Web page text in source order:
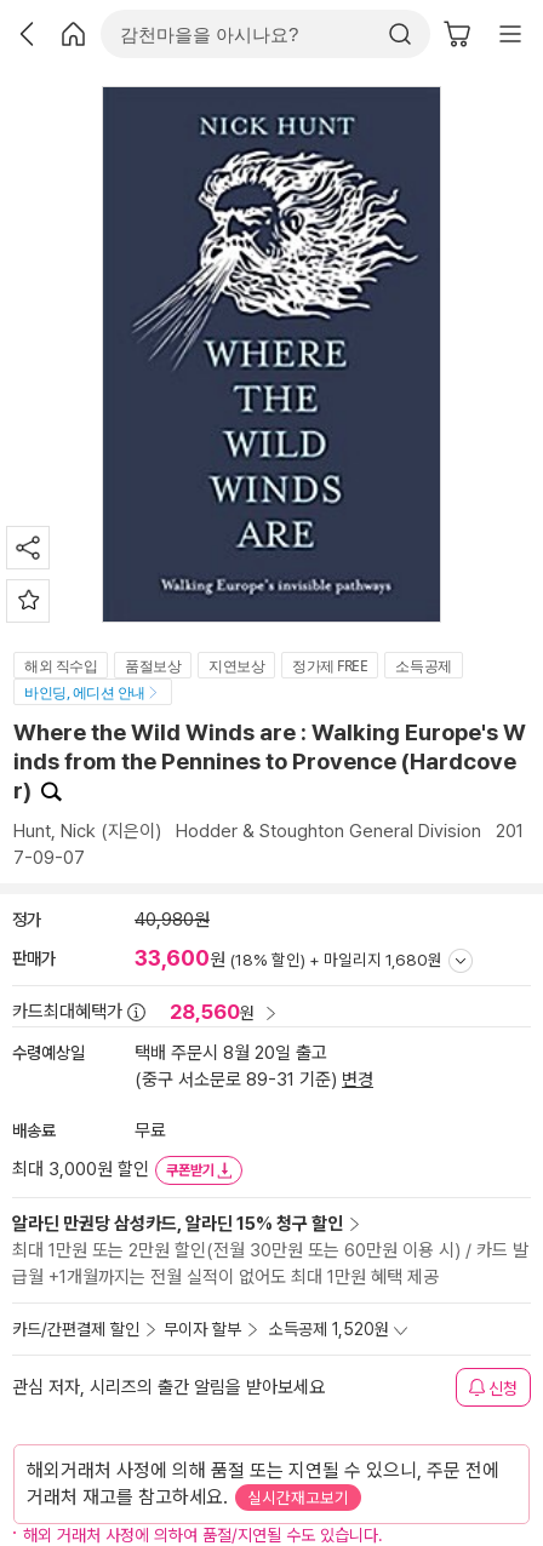
해외 직수입 품절보상 지연보상 정가제 FREE
소득공제
바인딩, 에디션 안내
Where the Wild Winds are : Walking Europe's W
inds from the Pennines to Provence (Hardcove
r)
Hunt, Nick (지은이) Hodder & Stoughton General Division 201
7-09-07
정가 40,980원
판매가 33,600원 (18% 할인) + 마일리지 1,680원
카드최대혜택가 28,560원
수령예상일
택배 주문시 8월 20일 출고
(중구 서소문로 89-31 기준) 변경
배송료
무료
최대 3,000원 할인
쿠폰받기
알라딘 만권당 삼성카드, 알라딘 15% 청구 할인
최대 1만원 또는 2만원 할인(전월 30만원 또는 60만원 이용 시) / 카드 발
급월 +1개월까지는 전월 실적이 없어도 최대 1만원 혜택 제공
카드/간편결제 할인 무이자 할부 소득공제 1,520원
관심 저자, 시리즈의 출간 알림을 받아보세요 신청
해외거래처 사정에 의해 품절 또는 지연될 수 있으니, 주문 전에
거래처 재고를 참고하세요.
실시간재고보기
해외 거래처 사정에 의하여 품절/지연될 수도 있습니다.